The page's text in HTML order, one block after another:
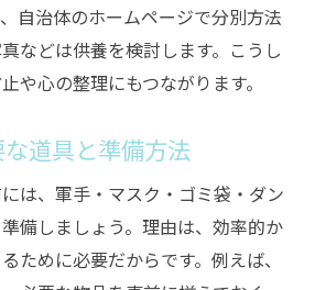
自治体のホームページで分別方法
などは供養を検討します。こうし
や心の整理にもつながります。
道具と準備方法
は、軍手・マスク・ゴミ袋・ダン
備しましょう。理由は、効率的か
ために必要だからです。例えば、